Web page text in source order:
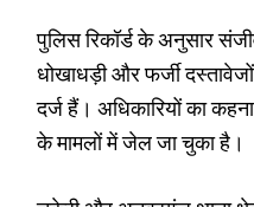
पुलिस रिकॉर्ड के अनुसार
धोखाधड़ी और फर्जी
दर्ज हैं। अधिकारियों का
के मामलों में जेल जा चुका है।